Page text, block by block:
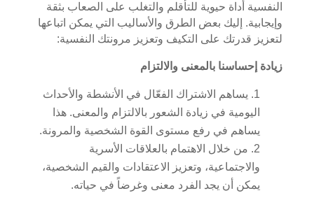
النفسية أداة حيوية للتأقلم والتغلب على الصعاب بثقة
وإيجابية. إليك بعض الطرق والأساليب التي يمكن اتباعها
لتعزيز قدرتك على التكيف وتعزيز مرونتك النفسية:
زيادة إحساسنا بالمعنى والالتزام
يساهم الاشتراك الفعّال في الأنشطة والأحداث
اليومية في زيادة الشعور بالالتزام والمعنى. هذا
يساهم في رفع مستوى القوة الشخصية والمرونة.
من خلال الاهتمام بالعلاقات الأسرية
والاجتماعية، وتعزيز الاعتقادات والقيم الشخصية،
يمكن أن يجد الفرد معنى وغرضاً في حياته.